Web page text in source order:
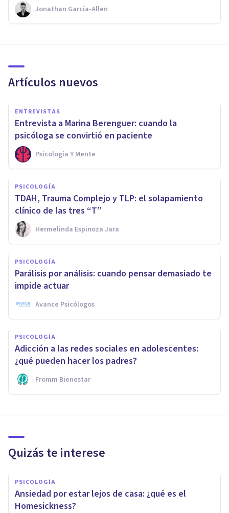
Jonathan García-Allen
Artículos nuevos
ENTREVISTAS
Entrevista a Marina Berenguer: cuando la
psicóloga se convirtió en paciente
Psicología Y Mente
PSICOLOGÍA
TDAH, Trauma Complejo y TLP: el solapamiento
clínico de las tres “T”
Hermelinda Espinoza Jara
PSICOLOGÍA
Parálisis por análisis: cuando pensar demasiado te
impide actuar
Avance Psicólogos
PSICOLOGÍA
Adicción a las redes sociales en adolescentes:
¿qué pueden hacer los padres?
Fromm Bienestar
Quizás te interese
PSICOLOGÍA
Ansiedad por estar lejos de casa: ¿qué es el
Homesickness?